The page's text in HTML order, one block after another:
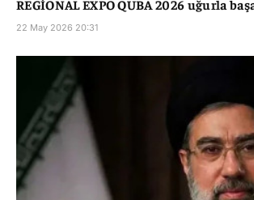
REGİONAL EXPO QUBA 2026 uğurla
22 May 2026 20:31